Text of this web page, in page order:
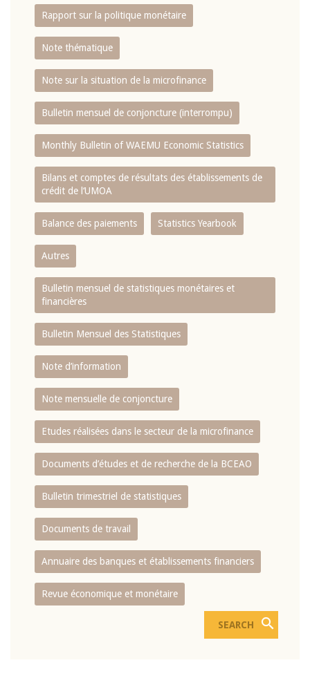
Rapport sur la politique monétaire
Note thématique
Note sur la situation de la microfinance
Bulletin mensuel de conjoncture (interrompu)
Monthly Bulletin of WAEMU Economic Statistics
Bilans et comptes de résultats des établissements de
crédit de l‘UMOA
Balance des paiements Statistics Yearbook
Autres
Bulletin mensuel de statistiques monétaires et
financières
Bulletin Mensuel des Statistiques
Note d’information
Note mensuelle de conjoncture
Etudes réalisées dans le secteur de la microfinance
Documents d’études et de recherche de la BCEAO
Bulletin trimestriel de statistiques
Documents de travail
Annuaire des banques et établissements financiers
Revue économique et monétaire